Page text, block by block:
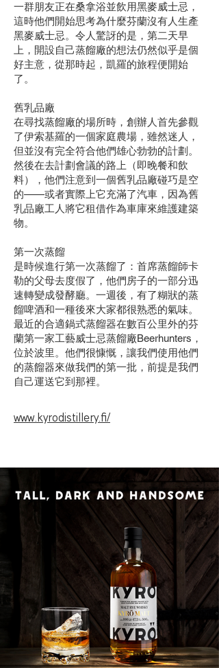
一群朋友正在桑拿浴並飲用黑麥威士忌，
這時他們開始思考為什麼芬蘭沒有人生產
黑麥威士忌。令人驚訝的是，第二天早
上，開設自己蒸餾廠的想法仍然似乎是個
好主意，從那時起，凱羅的旅程便開始
了。
舊乳品廠
在尋找蒸餾廠的場所時，創辦人首先參觀
了伊索基羅的一個家庭農場，雖然迷人，
但並沒有完全符合他們雄心勃勃的計劃。
然後在去計劃會議的路上（即晚餐和飲
料），他們注意到一個舊乳品廠碰巧是空
的——或者實際上它充滿了汽車，因為舊
乳品廠工人將它租借作為車庫來維護建築
物。
第一次蒸餾
是時候進行第一次蒸餾了：首席蒸餾師卡
勒的父母去度假了，他們房子的一部分迅
速轉變成發酵廳。一週後，有了糊狀的蒸
餾啤酒和一種後來大家都很熟悉的氣味。
最近的合適鍋式蒸餾器在數百公里外的芬
蘭第一家工藝威士忌蒸餾廠Beerhunters，
位於波里。他們很慷慨，讓我們使用他們
的蒸餾器來做我們的第一批，前提是我們
自己運送它到那裡。
www.kyrodistillery.fi/